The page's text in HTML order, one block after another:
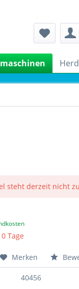
steht derzeit nicht
Tage
Merken
40456